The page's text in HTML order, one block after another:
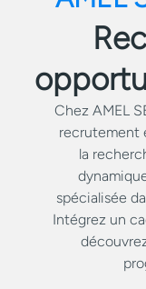
Chez AMEL
recrutement
la
spécialisée
Intégrez un